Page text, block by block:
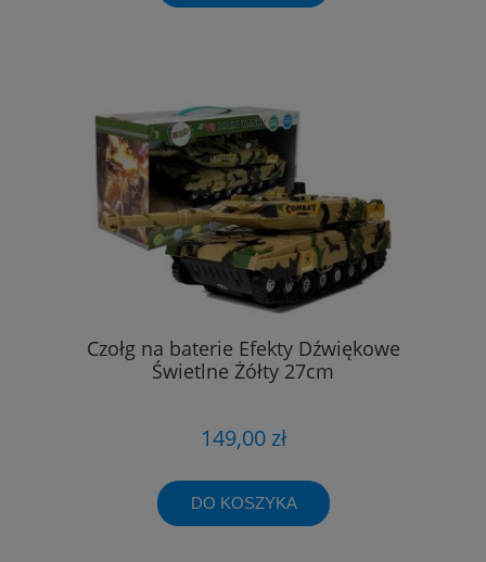
Czołg na baterie Efekty Dźwiękowe
Świetlne Żółty 27cm
149,00 zł
DO KOSZYKA